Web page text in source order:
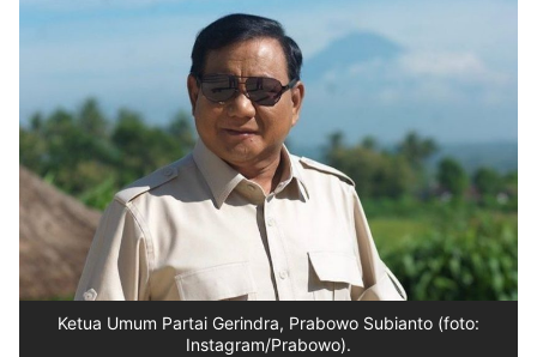
Insight
NTB
Suara
Time
Lens
IDN
Daily
Jogja
Jalan
Rakyat
Idealita
News
Kita
Notice
Dinamikapost.com
Radar
Baru
Seedbacklink
Follow
Kabarbaru
Ketua Umum Partai Gerindra, Prabowo Subianto (foto:
Instagram/Prabowo).